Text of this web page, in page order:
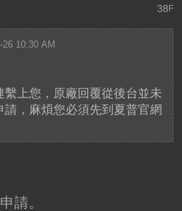
38 F
10:30 AM
上您，原廠回覆從後台並未
，麻煩您必須先到夏普官網
請。